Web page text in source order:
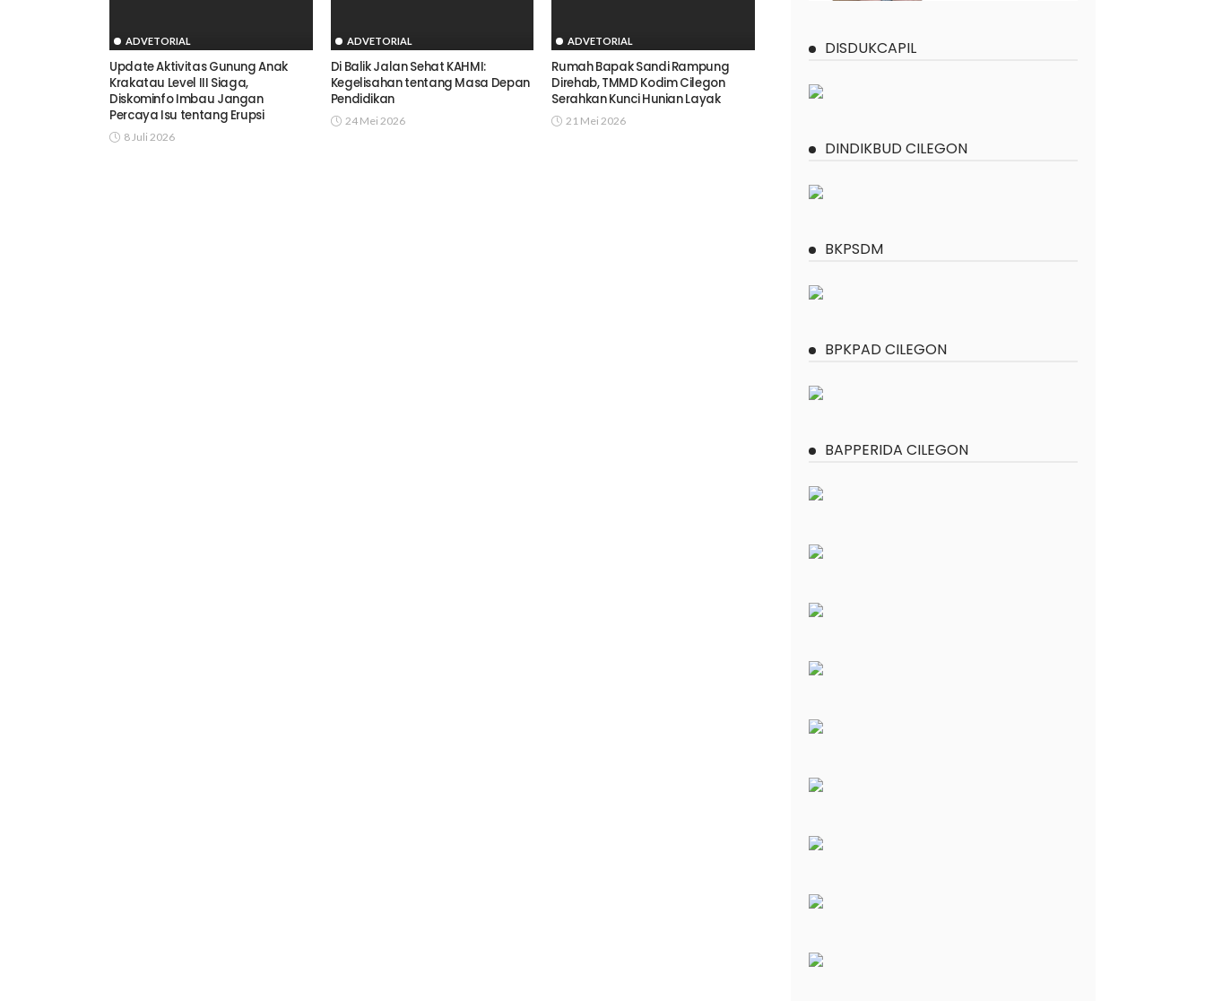
ADVETORIAL
Update Aktivitas Gunung Anak
Krakatau Level III Siaga,
Diskominfo Imbau Jangan
Percaya Isu tentang Erupsi
8 Juli 2026
ADVETORIAL
Di Balik Jalan Sehat KAHMI:
Kegelisahan tentang Masa Depan
Pendidikan
24 Mei 2026
ADVETORIAL
Rumah Bapak Sandi Rampung
Direhab, TMMD Kodim Cilegon
Serahkan Kunci Hunian Layak
21 Mei 2026
DISDUKCAPIL
DINDIKBUD CILEGON
BKPSDM
BPKPAD CILEGON
BAPPERIDA CILEGON